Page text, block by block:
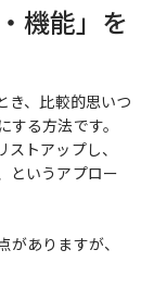
機能」を
き、比較的思いつ
る方法です。
トアップし、
というアプロー
ありますが、